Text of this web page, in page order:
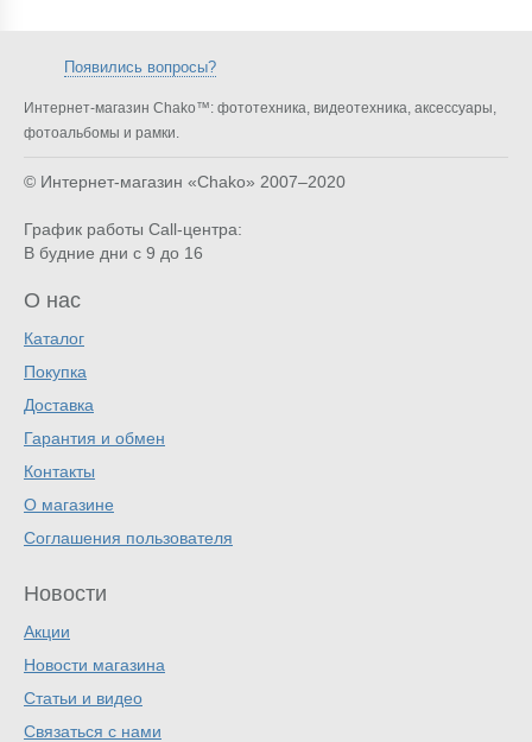
Появились вопросы?
Интернет-магазин Chako™: фототехника, видеотехника, аксессуары,
фотоальбомы и рамки.
© Интернет-магазин «Chako» 2007–2020
График работы Call-центра:
В будние дни с 9 до 16
О нас
Каталог
Покупка
Доставка
Гарантия и обмен
Контакты
О магазине
Соглашения пользователя
Новости
Акции
Новости магазина
Статьи и видео
Связаться с нами